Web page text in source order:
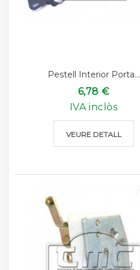
Pestell Interior Porta...
6,78 €
IVA inclòs
VEURE DETALL